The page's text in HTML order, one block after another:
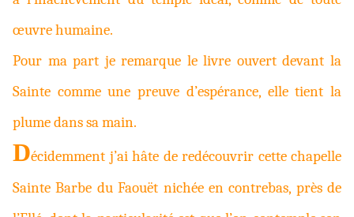
œuvre humaine.
Pour ma part je remarque le livre ouvert devant la
Sainte comme une preuve d’espérance, elle tient la
plume dans sa main.
Décidemment j’ai hâte de redécouvrir cette chapelle
Sainte Barbe du Faouët nichée en contrebas, près de